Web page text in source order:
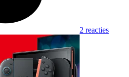
2 reacties